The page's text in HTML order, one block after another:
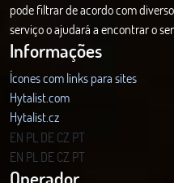
pode filtrar de acordo com
serviço o ajudará a encontrar o
Informações
Ícones com links para sites
Hytalist.com
Hytalist.cz
Hytamods.org
EN PL DECZ PT
EN PL DECZ PT
Operador